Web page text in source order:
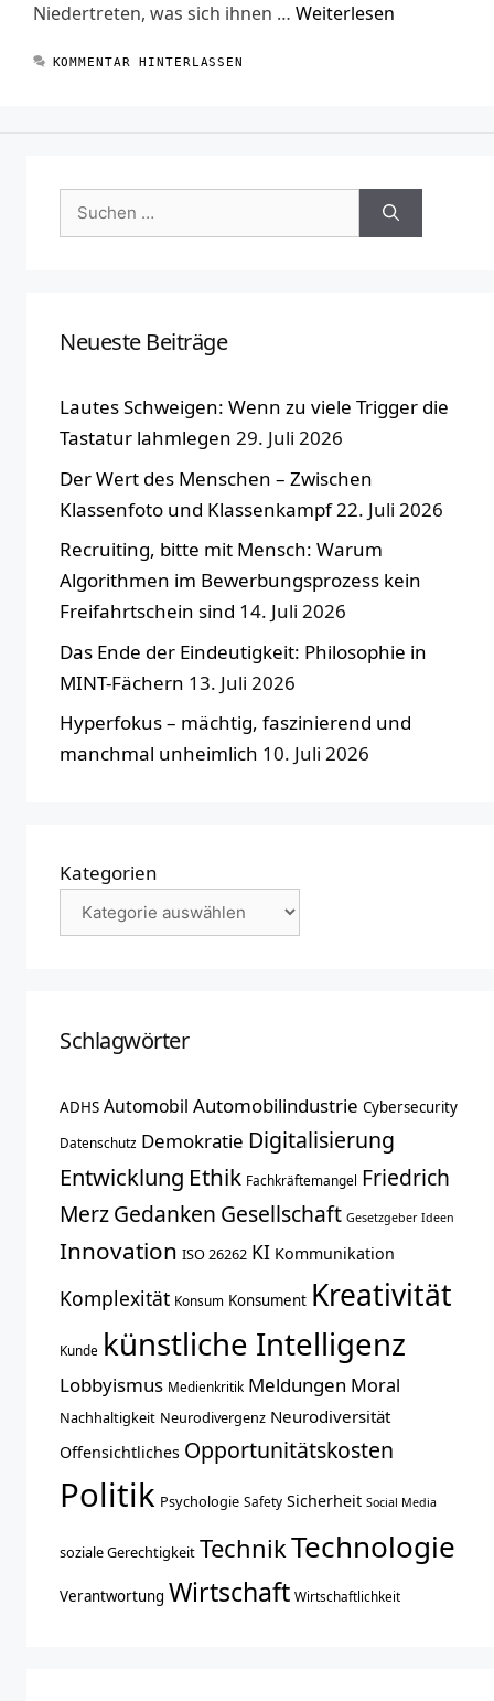
Niedertreten, was sich ihnen … Weiterlesen
KOMMENTAR HINTERLASSEN
Suchen
nach:
Neueste Beiträge
Lautes Schweigen: Wenn zu viele Trigger die
Tastatur lahmlegen 29. Juli 2026
Der Wert des Menschen – Zwischen
Klassenfoto und Klassenkampf 22. Juli 2026
Recruiting, bitte mit Mensch: Warum
Algorithmen im Bewerbungsprozess kein
Freifahrtschein sind 14. Juli 2026
Das Ende der Eindeutigkeit: Philosophie in
MINT-Fächern 13. Juli 2026
Hyperfokus – mächtig, faszinierend und
manchmal unheimlich 10. Juli 2026
Kategorien
Schlagwörter
ADHS Automobil Automobilindustrie Cybersecurity
Datenschutz Demokratie Digitalisierung
Entwicklung Ethik Fachkräftemangel Friedrich
MerzGedanken Gesellschaft Gesetzgeber Ideen
Innovation ISO 26262 KI Kommunikation
Komplexität Konsum Konsument Kreativität
Kunde künstliche Intelligenz
Lobbyismus Medienkritik Meldungen Moral
Nachhaltigkeit Neurodivergenz Neurodiversität
Offensichtliches Opportunitätskosten
Politik Psychologie Safety Sicherheit Social Media
soziale Gerechtigkeit TechnikTechnologie
Verantwortung Wirtschaft Wirtschaftlichkeit